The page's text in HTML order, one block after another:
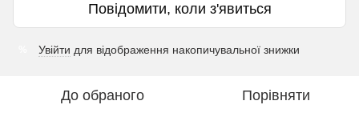
Повідомити, коли з'явиться
Увійти для відображення накопичувальної знижки
До обраного Порівняти